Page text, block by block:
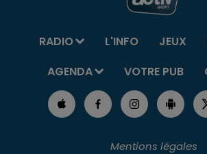
RADIO L'INFO JEUX
AGENDA
VOTRE PUB
Mentions légales